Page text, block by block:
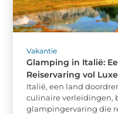
Vakantie
Glamping in Italië:
Reiservaring vol
Italië, een land
culinaire verleidingen,
glampingervaring die